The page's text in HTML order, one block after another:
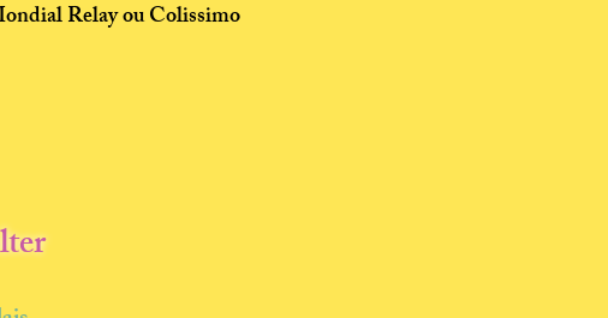
Relay ou Colissimo